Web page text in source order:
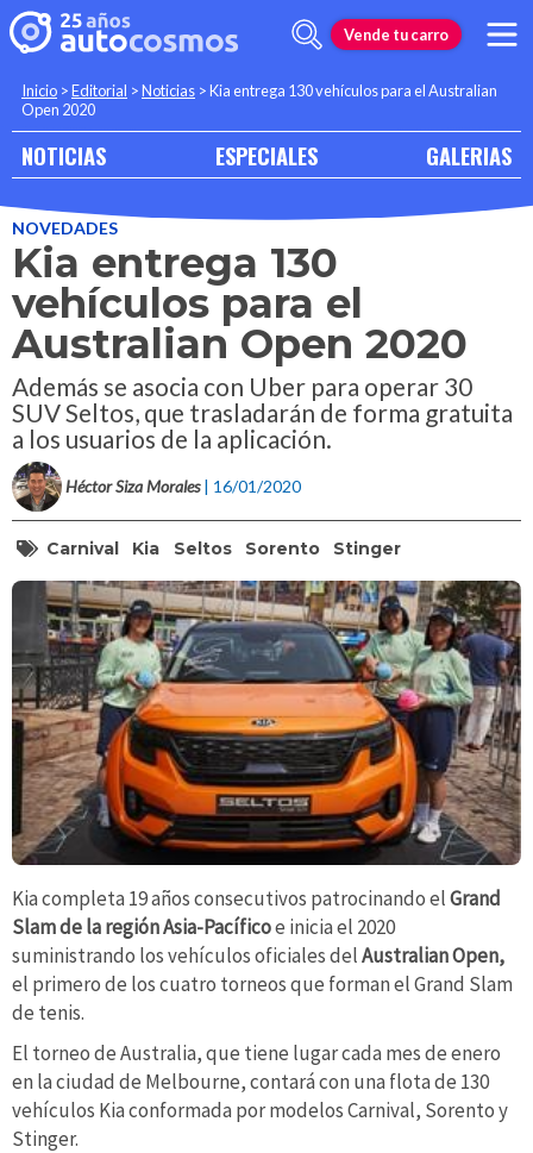
Vende tu carro
Inicio >Editorial >Noticias >Kia entrega 130 vehículos para el Australian
Open 2020
NOTICIAS ESPECIALES GALERIAS
NOVEDADES
Kia entrega 130
vehículos para el
Australian Open 2020
Además se asocia con Uber para operar 30
SUV Seltos, que trasladarán de forma gratuita
a los usuarios de la aplicación.
Héctor Siza Morales | 16/01/2020
Carnival Kia Seltos Sorento Stinger
Kia completa 19 años consecutivos patrocinando elGrand
Slam de la región Asia-Pacíficoe inicia el 2020
suministrando los vehículos oficiales delAustralian Open,
el primero de los cuatro torneos que forman el Grand Slam
de tenis.
El torneo de Australia, que tiene lugar cada mes de enero
en la ciudad de Melbourne, contará con una flota de 130
vehículos Kia conformada por modelos Carnival, Sorento y
Stinger.